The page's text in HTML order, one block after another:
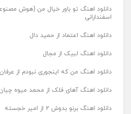
دانلود اهنگ تو باور خیال من (هوش
اسفندارانی
دانلود اهنگ اعتماد از حمید دال
دانلود اهنگ لبیک از مجال
دانلود اهنگ من که اینجوری نبودم از
دانلود اهنگ آهای فلک از محمد میوه
دانلود اهنگ برنو بدوش ۲ از امیر خجسته